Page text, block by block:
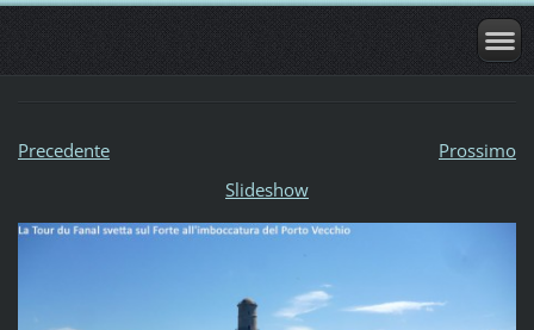
Precedente
Prossimo
Slideshow